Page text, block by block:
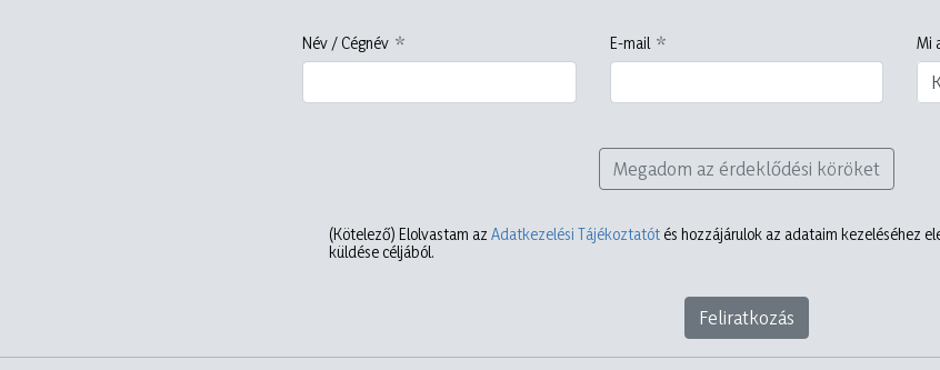
Név / Cégnév E-mail Mi
Megadom az érdeklődési köröket
(Kötelező) Elolvastam az Adatkezelési Tájékoztatót és hozzájárulok az adataim kezeléséhez
küldése céljából.
Feliratkozás